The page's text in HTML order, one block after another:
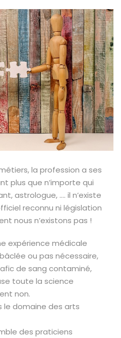
la profession a ses
plus que n’importe qui
astrologue, …. il n’existe
reconnu ni législation
nous n’existons pas !
expérience médicale
ou pas nécessaire,
de sang contaminé,
toute la science
non.
le domaine des arts
des praticiens